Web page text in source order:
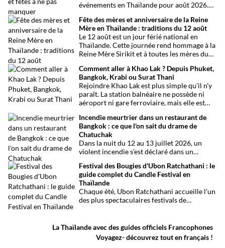
événements en Thaïlande pour août 2026.
organiser son voyage.
Fête des mères et anniversaire de la Reine
Mère en Thaïlande : traditions du 12 août
Le 12 août est un jour férié national en
Thaïlande. Cette journée rend hommage à la
Reine Mère Sirikit et à toutes les mères du
traditions bouddhistes et festivités
populaires dans tout le royaume.
Comment aller à Khao Lak ? Depuis Phuket,
Bangkok, Krabi ou Surat Thani
Rejoindre Khao Lak est plus simple qu’il n’y
paraît. La station balnéaire ne possède ni
aéroport ni gare ferroviaire, mais elle est
international de Phuket, situé à un peu plus
d’une heure de route. Que vous arriviez de
Bangkok, Phuket, Krabi, Surat Thani ou de
Khao Sok, voici toutes les solutions pour
organiser votre trajet dans les meilleures
conditions.
Incendie meurtrier dans un restaurant de
Bangkok : ce que l'on sait du drame de
Chatuchak
Dans la nuit du 12 au 13 juillet 2026, un
violent incendie s’est déclaré dans un
de Chatuchak, à Bangkok. Le bilan
provisoire est particulièrement lourd avec
au moins 27 morts et plusieurs dizaines de
blessés.
Festival des Bougies d'Ubon Ratchathani : le
guide complet du Candle Festival en
Thaïlande
Chaque été, Ubon Ratchathani accueille l’un
des plus spectaculaires festivals de
traditionnelles et des musiques de l’Isan,
célébrant le début du carême bouddhique
dans une atmosphère aussi spirituelle que
La Thaïlande avec des guides officiels Francophones
Voyagez- découvrez tout en français !